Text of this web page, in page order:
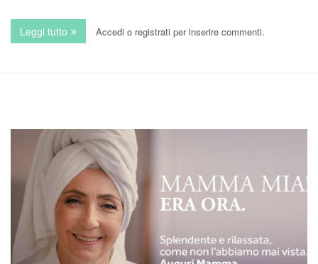
Leggi tutto su Massaggio Californiano a Napoli: il rituale
Accedi o registrati per inserire commenti.